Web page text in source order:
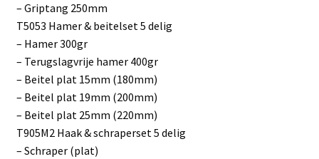
– Griptang 250mm
T5053 Hamer & beitelset 5 delig
– Hamer 300gr
– Terugslagvrije hamer 400gr
– Beitel plat 15mm (180mm)
– Beitel plat 19mm (200mm)
– Beitel plat 25mm (220mm)
T905M2 Haak & schraperset 5 delig
– Schraper (plat)